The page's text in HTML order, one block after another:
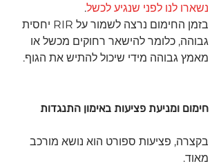
נשארו לנו לפני שנגיע לכשל.
בזמן החימום נרצה לשמור על RIR יחסית
גבוהה, כלומר להישאר רחוקים מכשל או
מאמץ גבוהה מידי שיכול להתיש את הגוף.
חימום ומניעת פציעות באימון התנגדות
בקצרה, פציעות ספורט הוא נושא מורכב
מאוד.